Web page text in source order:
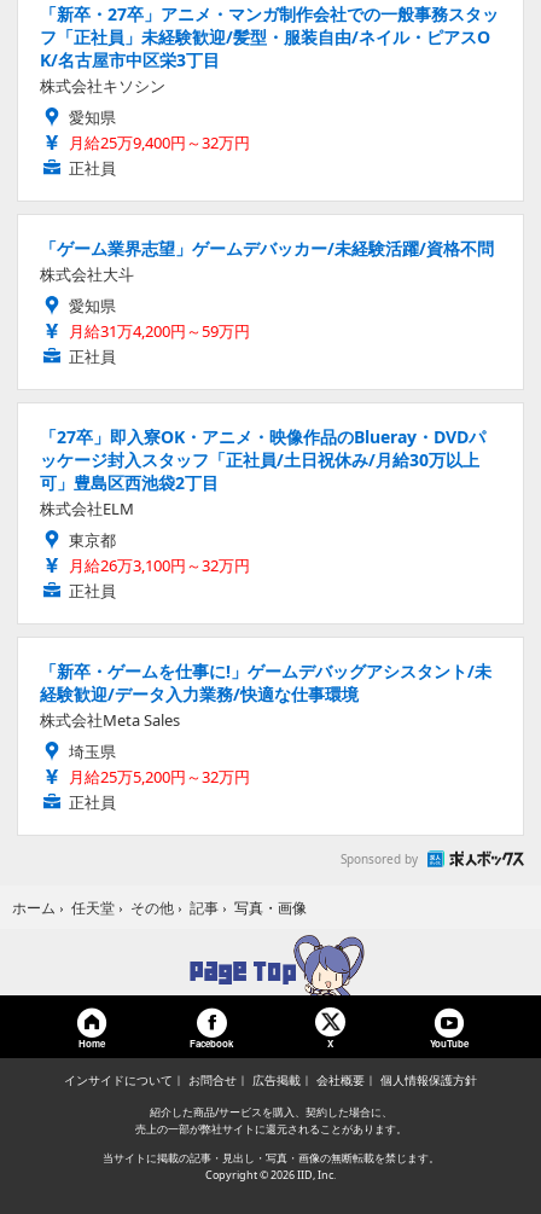
「新卒・27卒」アニメ・マンガ制作会社での一般事務スタッ
フ「正社員」未経験歓迎/髪型・服装自由/ネイル・ピアスO
K/名古屋市中区栄3丁目
株式会社キソシン
愛知県
月給25万9,400円～32万円
正社員
「ゲーム業界志望」ゲームデバッカー/未経験活躍/資格不問
株式会社大斗
愛知県
月給31万4,200円～59万円
正社員
「27卒」即入寮OK・アニメ・映像作品のBlueray・DVDパ
ッケージ封入スタッフ「正社員/土日祝休み/月給30万以上
可」豊島区西池袋2丁目
株式会社ELM
東京都
月給26万3,100円～32万円
正社員
「新卒・ゲームを仕事に!」ゲームデバッグアシスタント/未
経験歓迎/データ入力業務/快適な仕事環境
株式会社Meta Sales
埼玉県
月給25万5,200円～32万円
正社員
Sponsored by
ホーム › 任天堂 › その他 › 記事 › 写真・画像
Home Facebook X YouTube
インサイドについて お問合せ 広告掲載 会社概要 個人情報保護方針
紹介した商品/サービスを購入、契約した場合に、
売上の一部が弊社サイトに還元されることがあります。
当サイトに掲載の記事・見出し・写真・画像の無断転載を禁じます。
Copyright © 2026 IID, Inc.